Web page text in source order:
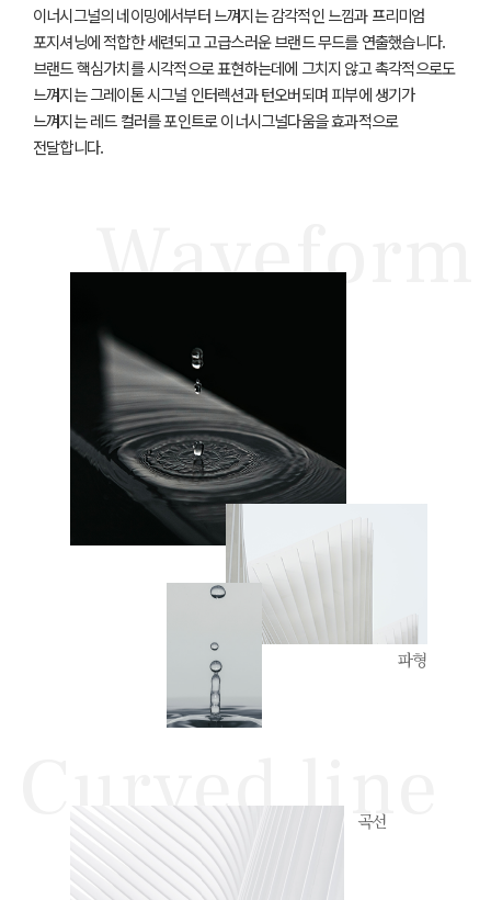
이너시그널의 네이밍에서부터 느껴지는 감각적인 느낌과 프리미엄
포지셔닝에 적합한 세련되고 고급스러운 브랜드 무드를 연출했습니다.
브랜드 핵심가치를 시각적으로 표현하는데에 그치지 않고 촉각적으로도
느껴지는 그레이톤 시그널 인터렉션과턴오버되며 피부에 생기가
느껴지는 레드 컬러를 포인트로 이너시그널다움을 효과적으로
전달합니다.
Curved line
Waveform
파형
곡선